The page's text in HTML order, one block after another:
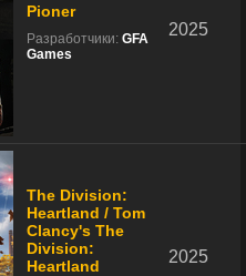
Pioner
Разработчики: GFA
Games
2025
The Division:
Heartland / Tom
Clancy's The
Division:
Heartland
2025